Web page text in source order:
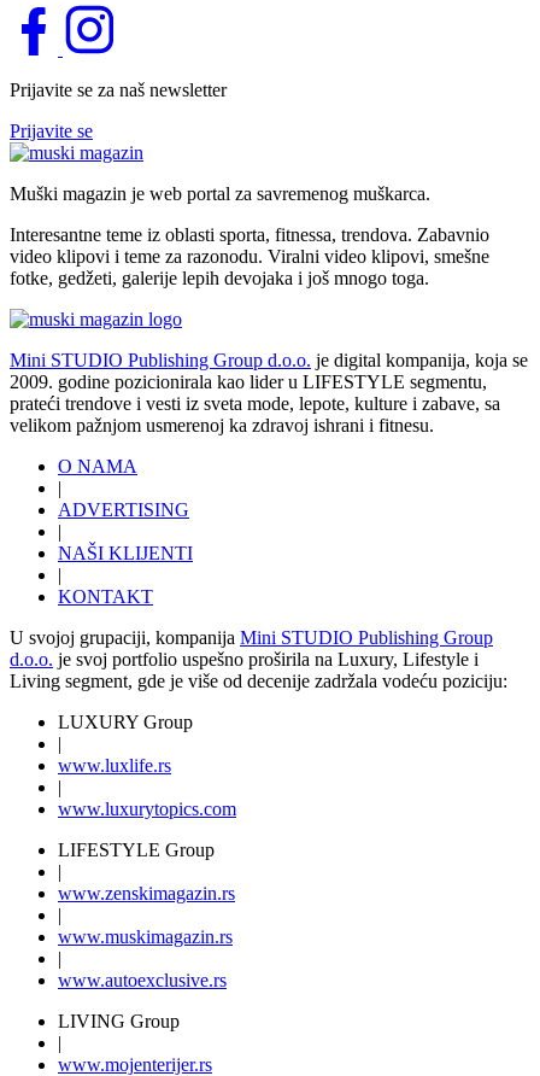
Prijavite se za naš newsletter
Prijavite se
Muški magazin je web portal za savremenog muškarca.
Interesantne teme iz oblasti sporta, fitnessa, trendova. Zabavnio
video klipovi i teme za razonodu. Viralni video klipovi, smešne
fotke, gedžeti, galerije lepih devojaka i još mnogo toga.
Mini STUDIO Publishing Group d.o.o. je digital kompanija, koja se
2009. godine pozicionirala kao lider u LIFESTYLE segmentu,
prateći trendove i vesti iz sveta mode, lepote, kulture i zabave, sa
velikom pažnjom usmerenoj ka zdravoj ishrani i fitnesu.
O NAMA
|
ADVERTISING
|
NAŠI KLIJENTI
|
KONTAKT
U svojoj grupaciji, kompanija Mini STUDIO Publishing Group
d.o.o. je svoj portfolio uspešno proširila na Luxury, Lifestyle i
Living segment, gde je više od decenije zadržala vodeću poziciju:
LUXURY Group
|
www.luxlife.rs
|
www.luxurytopics.com
LIFESTYLE Group
|
www.zenskimagazin.rs
|
www.muskimagazin.rs
|
www.autoexclusive.rs
LIVING Group
|
www.mojenterijer.rs